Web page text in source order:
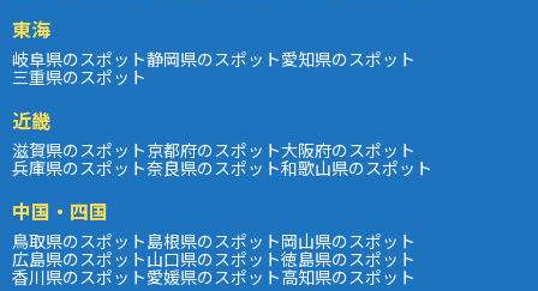
東海
岐阜県のスポット静岡県のスポット愛知県のスポット
三重県のスポット
近畿
滋賀県のスポット京都府のスポット大阪府のスポット
兵庫県のスポット奈良県のスポット和歌山県のスポット
中国・四国
鳥取県のスポット島根県のスポット岡山県のスポット
広島県のスポット山口県のスポット徳島県のスポット
香川県のスポット愛媛県のスポット高知県のスポット